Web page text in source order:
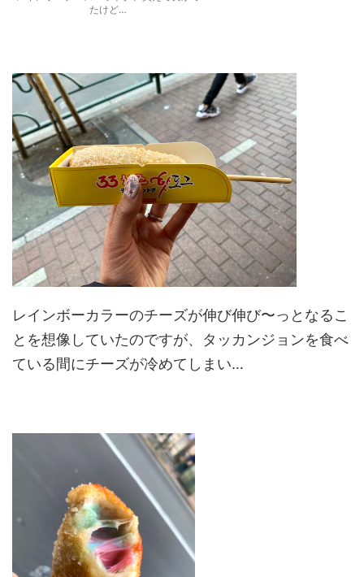
たけど…
レインボーカラーのチーズが伸び伸び〜っとなるこ
とを想像していたのですが、タッカンジョンを食べ
ている間にチーズが冷めてしまい…